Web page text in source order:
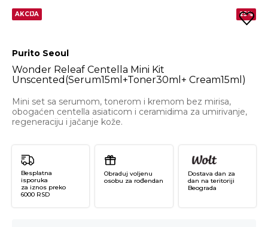
AKCIJA 25%
Purito Seoul
Wonder Releaf Centella Mini Kit
Unscented(Serum15ml+Toner30ml+ Cream15ml)
Mini set sa serumom, tonerom i kremom bez mirisa,
obogaćen centella asiaticom i ceramidima za umirivanje,
regeneraciju i jačanje kože.
Besplatna
isporuka
za iznos preko
6000 RSD
Obraduj voljenu
osobu za rođendan
Dostava dan za
dan na teritoriji
Beograda